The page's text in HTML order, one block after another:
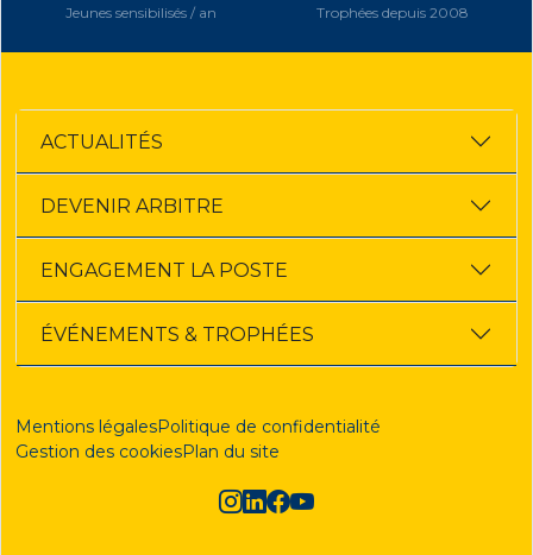
Jeunes sensibilisés / an Trophées depuis 2008
ACTUALITÉS
DEVENIR ARBITRE
ENGAGEMENT LA POSTE
ÉVÉNEMENTS & TROPHÉES
Mentions légalesPolitique de confidentialité
Gestion des cookiesPlan du site